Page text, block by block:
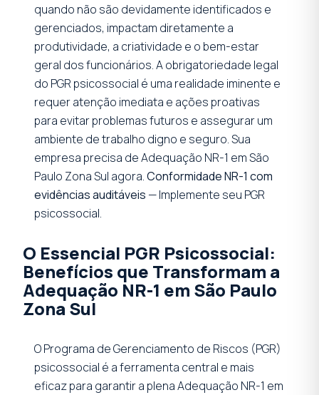
quando não são devidamente identificados e
gerenciados, impactam diretamente a
produtividade, a criatividade e o bem-estar
geral dos funcionários. A obrigatoriedade legal
do PGR psicossocial é uma realidade iminente e
requer atenção imediata e ações proativas
para evitar problemas futuros e assegurar um
ambiente de trabalho digno e seguro. Sua
empresa precisa de Adequação NR-1 em São
Paulo Zona Sul agora.Conformidade NR-1 com
evidências auditáveis — Implemente seu PGR
psicossocial.
O Essencial PGR Psicossocial:
Benefícios que Transformam a
Adequação NR-1 em São Paulo
Zona Sul
O Programa de Gerenciamento de Riscos (PGR)
psicossocial é a ferramenta central e mais
eficaz para garantir a plena Adequação NR-1 em